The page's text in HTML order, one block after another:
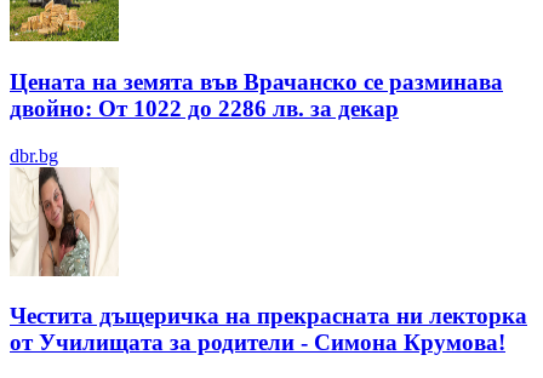
Цената на земята във Врачанско се разминава
двойно: От 1022 до 2286 лв. за декар
dbr.bg
Честита дъщеричка на прекрасната ни лекторка
от Училищата за родители - Симона Крумова!